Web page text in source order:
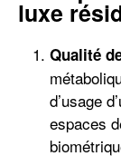
luxe
Qualité
d’usage
espaces